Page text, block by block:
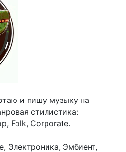
и пишу музыку на
стилистика:
Folk, Corporate.
Электроника, Эмбиент,